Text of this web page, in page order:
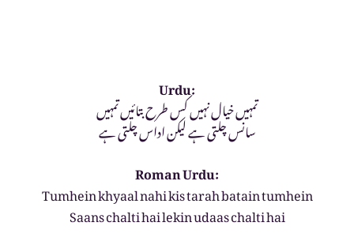
Urdu:
تمہیں خیال نہیں کس طرح بتائیں تمہیں
سانس چلتی ہے لیکن اداس چلتی ہے
Roman Urdu:
Tumhein khyaal nahi kis tarah batain tumhein
Saans chalti hai lekin udaas chalti hai